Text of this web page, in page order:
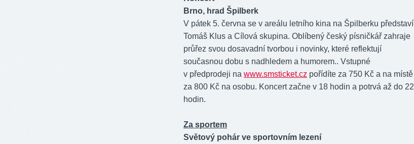
Brno, hrad Špilberk
V pátek 5. června se v areálu letního kina na Špilberku představí
Tomáš Klus a Cílová skupina. Oblíbený český písničkář zahraje
průřez svou dosavadní tvorbou i novinky, které reflektují
současnou dobu s nadhledem a humorem.. Vstupné
v předprodeji na www.smsticket.cz pořídíte za 750 Kč a na místě
za 800 Kč na osobu. Koncert začne v 18 hodin a potrvá až do 22
hodin.
Za sportem
Světový pohár ve sportovním lezení